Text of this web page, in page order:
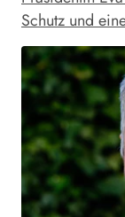
Schutz und